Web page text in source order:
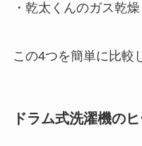
・乾太くんのガス乾燥
この4つを簡単に比較
ドラム式洗濯機の